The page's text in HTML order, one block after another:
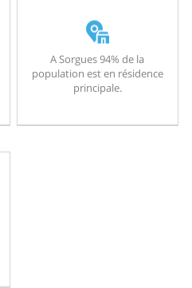
A Sorgues 94% de la
population est en résidence
principale.